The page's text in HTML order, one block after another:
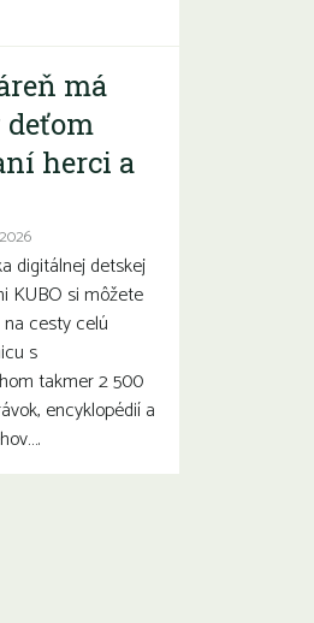
má
herci a
digitálnej detskej
KUBO si môžete
cesty celú
s
takmer 2 500
encyklopédií a